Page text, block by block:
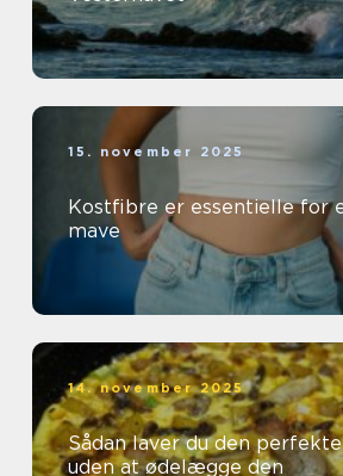
15. november 2025
Kostfibre er essentielle for
mave
14. november 2025
Sådan laver du den
uden at ødelægge den